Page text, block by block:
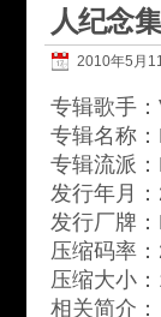
人纪念
2010年5月
专辑歌手
专辑名称
专辑流派
发行年月
发行厂牌
压缩码率
压缩大小
相关简介：